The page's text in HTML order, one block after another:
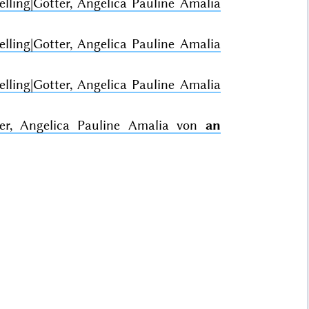
Angelica Pauline Amalia
Angelica Pauline Amalia
Angelica Pauline Amalia von an